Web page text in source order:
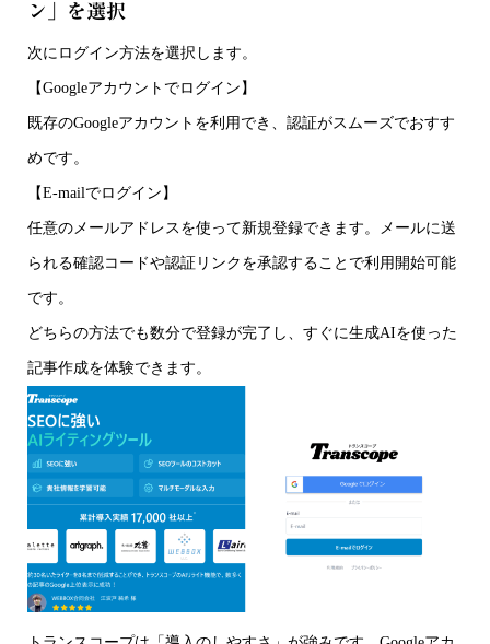
ン」を選択
次にログイン方法を選択します。
【Googleアカウントでログイン】
既存のGoogleアカウントを利用でき、認証がスムーズでおすす
めです。
【E-mailでログイン】
任意のメールアドレスを使って新規登録できます。メールに送
られる確認コードや認証リンクを承認することで利用開始可能
です。
どちらの方法でも数分で登録が完了し、すぐに生成AIを使った
記事作成を体験できます。